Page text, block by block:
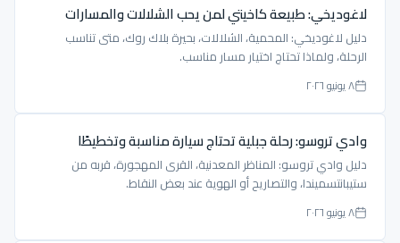
لاغوديخي: طبيعة كاخيتي لمن يحب الشلالات والمسارات
دليل لاغوديخي: المحمية، الشلالات، بحيرة بلاك روك، متى تناسب
الرحلة، ولماذا تحتاج اختيار مسار مناسب.
٨ يونيو ٢٠٢٦
وادي تروسو: رحلة جبلية تحتاج سيارة مناسبة وتخطيطًا
دليل وادي تروسو: المناظر المعدنية، القرى المهجورة، قربه من
ستيبانتسميندا، والتصاريح أو الهوية عند بعض النقاط.
٨ يونيو ٢٠٢٦